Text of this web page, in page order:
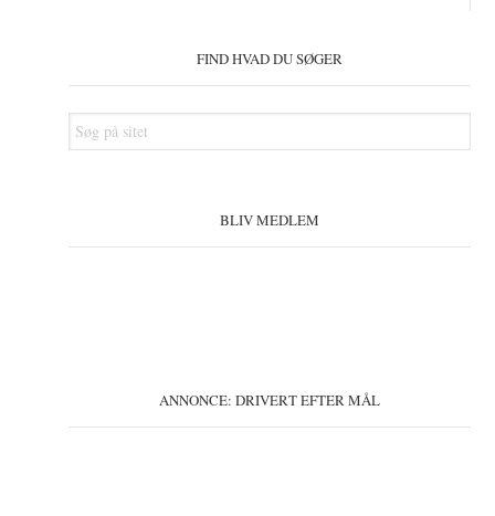
FIND HVAD DU SØGER
Søg
på
BLIV MEDLEM
ANNONCE: DRIVERT EFTER MÅL